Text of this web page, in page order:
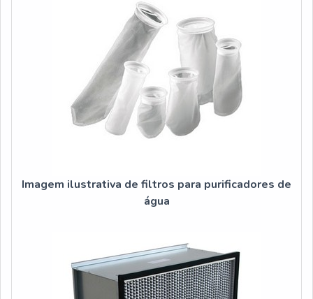
Imagem ilustrativa de filtros para purificadores de
água